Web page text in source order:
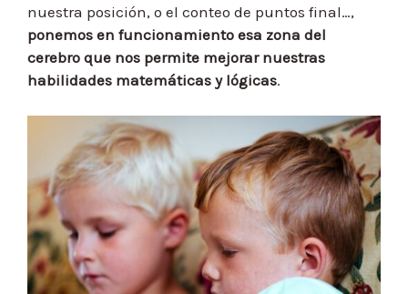
nuestra posición, o el conteo de puntos final…,
ponemos en funcionamiento esa zona del
cerebro que nos permite mejorar nuestras
habilidades matemáticas y lógicas.